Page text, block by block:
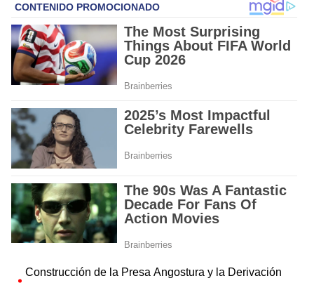
Construcción de la Presa Angostura y la Derivación